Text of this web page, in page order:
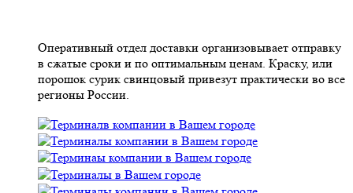
Оперативный отдел доставки организовывает отправку
в сжатые сроки и по оптимальным ценам. Краску, или
порошок сурик свинцовый привезут практически во все
регионы России.